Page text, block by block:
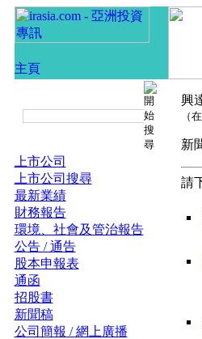
上市公司
上市公司搜尋
最新業績
財務報告
環境、社會及管治報告
公告 / 通告
股本申報表
通函
招股書
新聞稿
公司簡報 / 網上廣播
興
（
請